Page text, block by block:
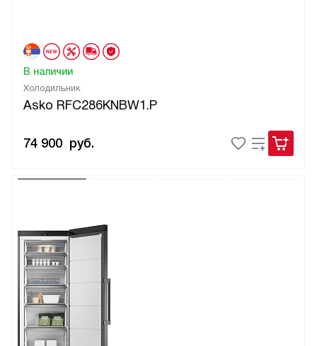
Холодильник
Asko RFC286KNBW1.P
В наличии
74 900 руб.